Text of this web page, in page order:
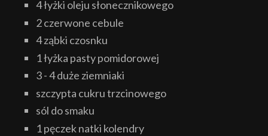
4 łyżki oleju słonecznikowego
2 czerwone cebule
4 ząbki czosnku
1 łyżka pasty pomidorowej
3 - 4 duże ziemniaki
szczypta cukru trzcinowego
sól do smaku
1 pęczek natki kolendry